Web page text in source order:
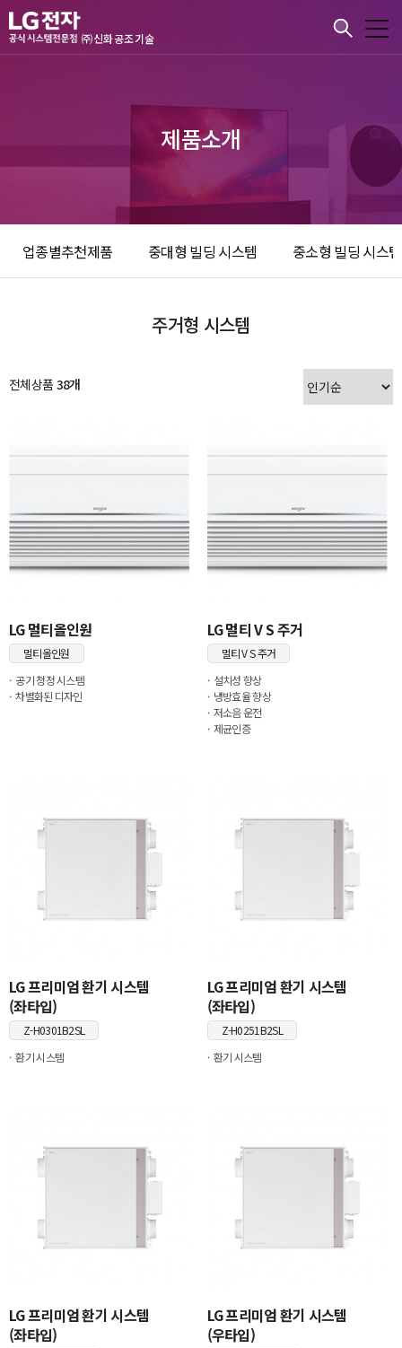
본문바로가기
㈜신화공조기술
제품소개
업종별추천제품 중대형 빌딩 시스템 중소형 빌딩 시스템
주거형 시스템
전체상품 38개
LG 멀티올인원
멀티올인원
공기 청정 시스템
차별화된 디자인
LG 멀티 V S 주거
멀티 V S 주거
설치성 향상
냉방효율 향상
저소음 운전
제균인증
LG 프리미엄 환기 시스템
(좌타입)
Z-H0301B2SL
환기 시스템
LG 프리미엄 환기 시스템
(좌타입)
Z-H0251B2SL
환기 시스템
LG 프리미엄 환기 시스템
(좌타입)
LG 프리미엄 환기 시스템
(우타입)